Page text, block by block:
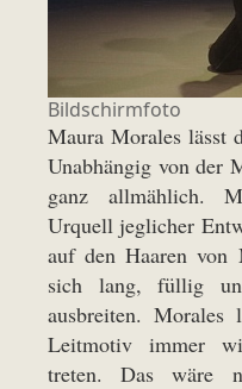
Bildschirmfoto
Maura Morales lässt
Unabhängig von der
ganz allmählich.
Urquell jeglicher
auf den Haaren von
sich lang, füllig
ausbreiten. Morales
Leitmotiv immer
treten. Das wäre